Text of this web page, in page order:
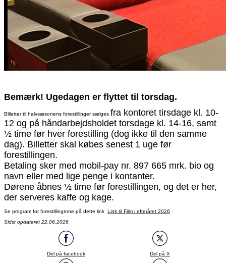
Bemærk! Ugedagen er flyttet til torsdag.
Billetter til halvsæsonens forestillinger sælges fra kontoret tirsdage kl. 10-
12 og på håndarbejdsholdet torsdage kl. 14-16, samt
½ time før hver forestilling (dog ikke til den samme
dag). Billetter skal købes senest 1 uge før
forestillingen.
Betaling sker med mobil-pay nr. 897 665 mrk. bio og
navn eller med lige penge i kontanter.
Dørene åbnes ½ time før forestillingen, og det er her,
der serveres kaffe og kage.
Se program for forestillingerne på dette link Link til Film i efteråret 2026
Sidst opdateret 22.06.2026
Del på facebook Del på X